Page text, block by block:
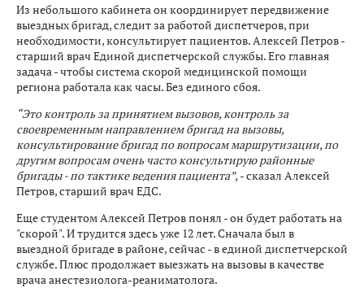
Из небольшого кабинета он координирует передвижение
выездных бригад, следит за работой диспетчеров, при
необходимости, консультирует пациентов. Алексей Петров -
старший врач Единой диспетчерской службы. Его главная
задача - чтобы система скорой медицинской помощи
региона работала как часы. Без единого сбоя.
“Это контроль за принятием вызовов, контроль за
своевременным направлением бригад на вызовы,
консультирование бригад по вопросам маршрутизации, по
другим вопросам очень часто консультирую районные
бригады - по тактике ведения пациента”, - сказал Алексей
Петров, старший врач ЕДС.
Еще студентом Алексей Петров понял - он будет работать на
"скорой". И трудится здесь уже 12 лет. Сначала был в
выездной бригаде в районе, сейчас - в единой диспетчерской
службе. Плюс продолжает выезжать на вызовы в качестве
врача анестезиолога-реаниматолога.